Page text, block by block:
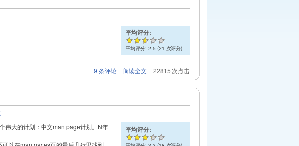
平均评分:
平均评分:2.5 (21 次评分)
9 条评论
阅读全文 22815 次点击
平均评分:
伟大的计划：中文man page计划。N年